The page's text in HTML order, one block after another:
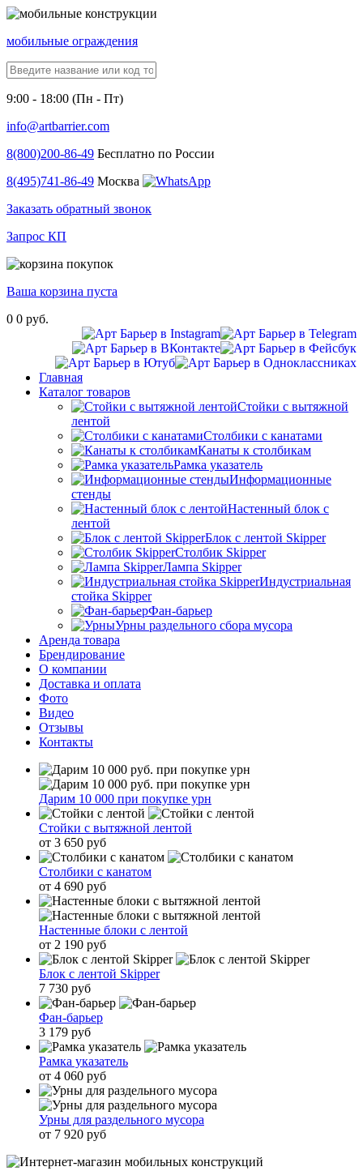
мобильные ограждения
9:00 - 18:00 (Пн - Пт)
info@artbarrier.com
8(800)200-86-49 Бесплатно по России
8(495)741-86-49 Москва
Заказать обратный звонок
Запрос КП
Ваша корзина пуста
0 0 руб.
Главная
Каталог товаров
Стойки с вытяжной
лентой
Столбики с канатами
Канаты к столбикам
Рамка указатель
Информационные
стенды
Настенный блок с
лентой
Блок с лентой Skipper
Столбик Skipper
Лампа Skipper
Индустриальная
стойка Skipper
Фан-барьер
Урны раздельного сбора мусора
Аренда товара
Брендирование
О компании
Доставка и оплата
Фото
Видео
Отзывы
Контакты
Дарим 10 000 при покупке урн
Стойки с вытяжной лентой
от 3 650 руб
Столбики с канатом
от 4 690 руб
Настенные блоки с лентой
от 2 190 руб
Блок с лентой Skipper
7 730 руб
Фан-барьер
3 179 руб
Рамка указатель
от 4 060 руб
Урны для раздельного мусора
от 7 920 руб